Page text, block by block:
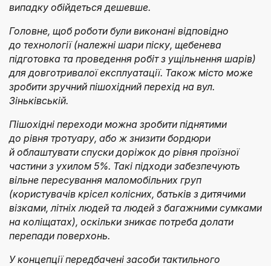
випадку обійдеться дешевше.
Головне, щоб роботи були виконані відповідно
до технології (належні шари піску, щебенева
підготовка та проведення робіт з ущільнення шарів)
для довготривалої експлуатації. Також місто може
зробити зручний пішохідний перехід на вул.
Зіньківській.
Пішохідні переходи можна зробити піднятими
до рівня тротуару, або ж знизити бордюри
й облаштувати спуски доріжок до рівня проїзної
частини з ухилом 5%. Такі підходи забезпечують
вільне пересування маломобільних груп
(користувачів крісел колісних, батьків з дитячими
візками, літніх людей та людей з багажними сумками
на коліщатах), оскільки зникає потреба долати
перепади поверхонь.
У концепції передбачені засоби тактильного